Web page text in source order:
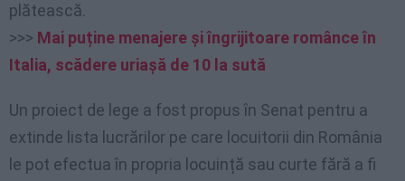
plătească.
>>> Mai puține menajere și îngrijitoare românce în
Italia, scădere uriașă de 10 la sută
Un proiect de lege a fost propus în Senat pentru a
extinde lista lucrărilor pe care locuitorii din România
le pot efectua în propria locuință sau curte fără a fi